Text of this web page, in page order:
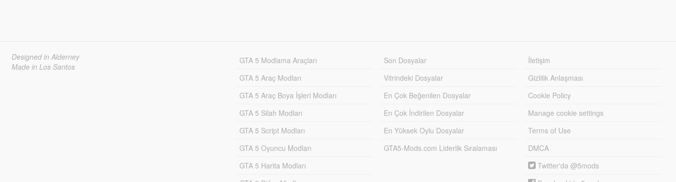
Designed in Alderney
Made in Los Santos
GTA 5 Modlama Araçları
GTA 5 Araç Modları
GTA 5 Araç Boya İşleri Modları
GTA 5 Silah Modları
GTA 5 Script Modları
GTA 5 Oyuncu Modları
GTA 5 Harita Modları
Son Dosyalar
Vitrindeki Dosyalar
En Çok Beğenilen Dosyalar
En Çok İndirilen Dosyalar
En Yüksek Oylu Dosyalar
GTA5-Mods.com Liderlik Sıralaması
İletişim
Gizlilik Anlaşması
Cookie Policy
Manage cookie settings
Terms of Use
DMCA
Twitter'da @5mods